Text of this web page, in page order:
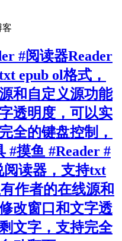
客
#阅读器Reader
epub ol格式，
和自定义源功能
透明度，可以实
全的键盘控制，
#摸鱼 #Reader #
阅读器，支持txt
作者的在线源和
改窗口和文字透
文字，支持完全